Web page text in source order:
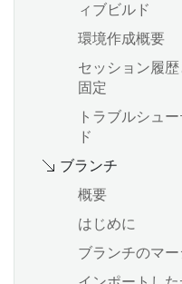
ウィンドウ関数
分析の最適化
Contour の非決
用量
概要
オブジェクトセ
列データを作成
time seriesの可
time series を
ムする
time series 集計
時間と値の範囲
時系列予測
ィブビルド
環境作成概要
セッション履
固定
トラブルシュ
ド
ブランチ
概要
はじめに
ブランチのマー